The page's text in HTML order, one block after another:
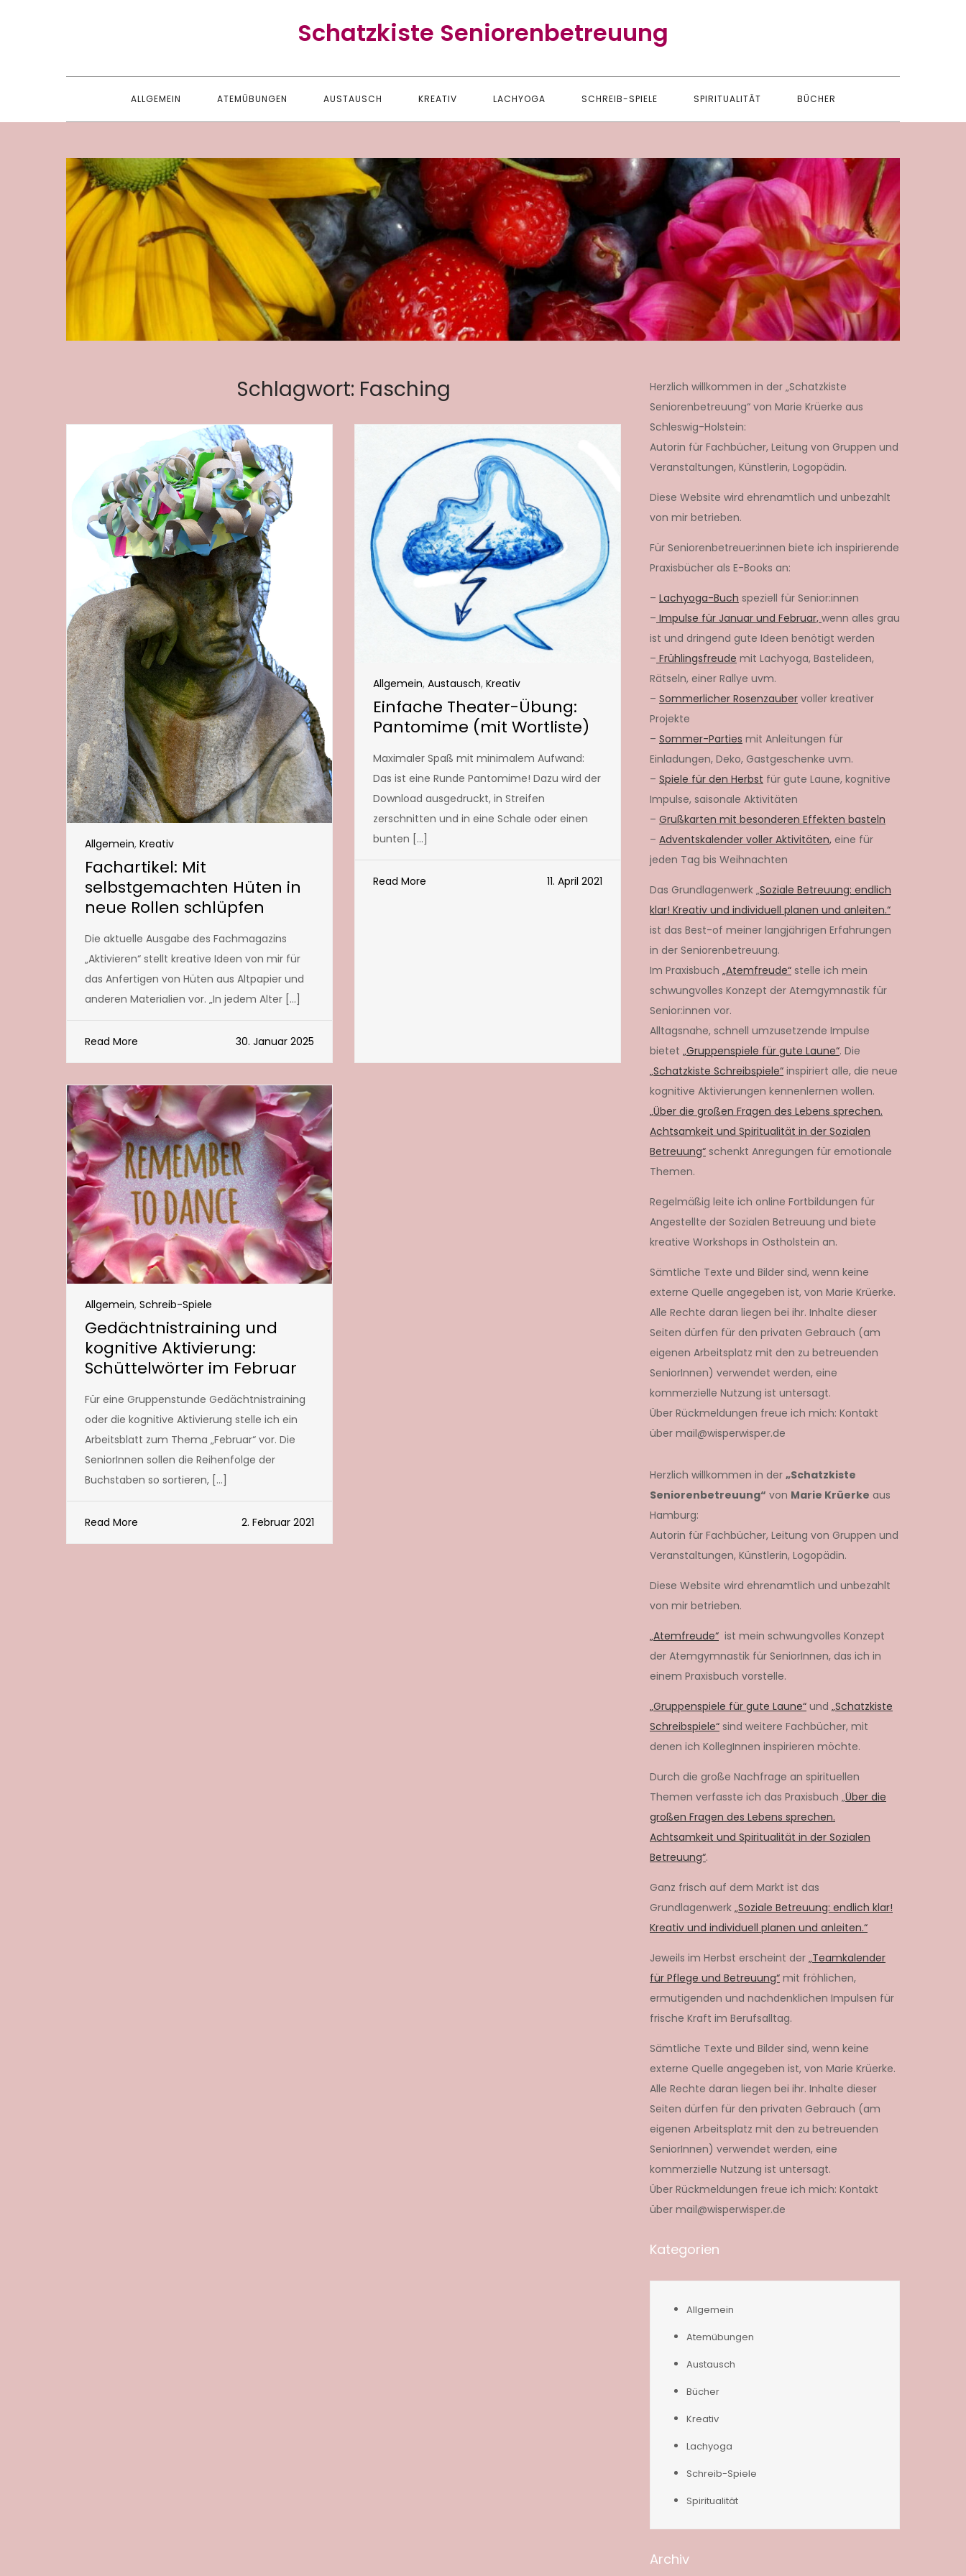
Schatzkiste Seniorenbetreuung
ALLGEMEIN ATEMÜBUNGEN AUSTAUSCH KREATIV LACHYOGA SCHREIB-SPIELE SPIRITUALITÄT BÜCHER
Schlagwort: Fasching
Allgemein, Kreativ
Fachartikel: Mit
selbstgemachten Hüten in
neue Rollen schlüpfen
Die aktuelle Ausgabe des Fachmagazins
„Aktivieren“ stellt kreative Ideen von mir für
das Anfertigen von Hüten aus Altpapier und
anderen Materialien vor. „In jedem Alter […]
Read More 30. Januar 2025
Allgemein, Austausch, Kreativ
Einfache Theater-Übung:
Pantomime (mit Wortliste)
Maximaler Spaß mit minimalem Aufwand:
Das ist eine Runde Pantomime! Dazu wird der
Download ausgedruckt, in Streifen
zerschnitten und in eine Schale oder einen
bunten […]
Read More 11. April 2021
Allgemein, Schreib-Spiele
Gedächtnistraining und
kognitive Aktivierung:
Schüttelwörter im Februar
Für eine Gruppenstunde Gedächtnistraining
oder die kognitive Aktivierung stelle ich ein
Arbeitsblatt zum Thema „Februar“ vor. Die
SeniorInnen sollen die Reihenfolge der
Buchstaben so sortieren, […]
Read More 2. Februar 2021
Herzlich willkommen in der „Schatzkiste
Seniorenbetreuung“ von Marie Krüerke aus
Schleswig-Holstein:
Autorin für Fachbücher, Leitung von Gruppen und
Veranstaltungen, Künstlerin, Logopädin.
Diese Website wird ehrenamtlich und unbezahlt
von mir betrieben.
Für Seniorenbetreuer:innen biete ich inspirierende
Praxisbücher als E-Books an:
– Lachyoga-Buch speziell für Senior:innen
– Impulse für Januar und Februar, wenn alles grau
ist und dringend gute Ideen benötigt werden
– Frühlingsfreude mit Lachyoga, Bastelideen,
Rätseln, einer Rallye uvm.
– Sommerlicher Rosenzauber voller kreativer
Projekte
– Sommer-Parties mit Anleitungen für
Einladungen, Deko, Gastgeschenke uvm.
– Spiele für den Herbst für gute Laune, kognitive
Impulse, saisonale Aktivitäten
– Grußkarten mit besonderen Effekten basteln
– Adventskalender voller Aktivitäten, eine für
jeden Tag bis Weihnachten
Das Grundlagenwerk „Soziale Betreuung: endlich
klar! Kreativ und individuell planen und anleiten.“
ist das Best-of meiner langjährigen Erfahrungen
in der Seniorenbetreuung.
Im Praxisbuch „Atemfreude“ stelle ich mein
schwungvolles Konzept der Atemgymnastik für
Senior:innen vor.
Alltagsnahe, schnell umzusetzende Impulse
bietet „Gruppenspiele für gute Laune“. Die
„Schatzkiste Schreibspiele“ inspiriert alle, die neue
kognitive Aktivierungen kennenlernen wollen.
„Über die großen Fragen des Lebens sprechen.
Achtsamkeit und Spiritualität in der Sozialen
Betreuung“ schenkt Anregungen für emotionale
Themen.
Regelmäßig leite ich online Fortbildungen für
Angestellte der Sozialen Betreuung und biete
kreative Workshops in Ostholstein an.
Sämtliche Texte und Bilder sind, wenn keine
externe Quelle angegeben ist, von Marie Krüerke.
Alle Rechte daran liegen bei ihr. Inhalte dieser
Seiten dürfen für den privaten Gebrauch (am
eigenen Arbeitsplatz mit den zu betreuenden
SeniorInnen) verwendet werden, eine
kommerzielle Nutzung ist untersagt.
Über Rückmeldungen freue ich mich: Kontakt
über mail@wisperwisper.de
Herzlich willkommen in der „Schatzkiste
Seniorenbetreuung“ von Marie Krüerke aus
Hamburg:
Autorin für Fachbücher, Leitung von Gruppen und
Veranstaltungen, Künstlerin, Logopädin.
Diese Website wird ehrenamtlich und unbezahlt
von mir betrieben.
„Atemfreude“ ist mein schwungvolles Konzept
der Atemgymnastik für SeniorInnen, das ich in
einem Praxisbuch vorstelle.
„Gruppenspiele für gute Laune“ und „Schatzkiste
Schreibspiele“ sind weitere Fachbücher, mit
denen ich KollegInnen inspirieren möchte.
Durch die große Nachfrage an spirituellen
Themen verfasste ich das Praxisbuch „Über die
großen Fragen des Lebens sprechen.
Achtsamkeit und Spiritualität in der Sozialen
Betreuung“.
Ganz frisch auf dem Markt ist das
Grundlagenwerk „Soziale Betreuung: endlich klar!
Kreativ und individuell planen und anleiten.“
Jeweils im Herbst erscheint der „Teamkalender
für Pflege und Betreuung“ mit fröhlichen,
ermutigenden und nachdenklichen Impulsen für
frische Kraft im Berufsalltag.
Sämtliche Texte und Bilder sind, wenn keine
externe Quelle angegeben ist, von Marie Krüerke.
Alle Rechte daran liegen bei ihr. Inhalte dieser
Seiten dürfen für den privaten Gebrauch (am
eigenen Arbeitsplatz mit den zu betreuenden
SeniorInnen) verwendet werden, eine
kommerzielle Nutzung ist untersagt.
Über Rückmeldungen freue ich mich: Kontakt
über mail@wisperwisper.de
Kategorien
Allgemein
Atemübungen
Austausch
Bücher
Kreativ
Lachyoga
Schreib-Spiele
Spiritualität
Archiv